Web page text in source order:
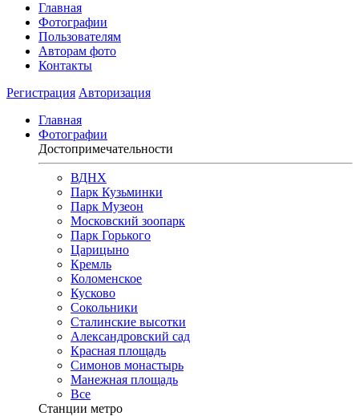
Главная
Фотографии
Пользователям
Авторам фото
Контакты
Регистрация Авторизация
Главная
Фотографии
Достопримечательности
ВДНХ
Парк Кузьминки
Парк Музеон
Московский зоопарк
Парк Горького
Царицыно
Кремль
Коломенское
Кусково
Сокольники
Сталинские высотки
Александровский сад
Красная площадь
Симонов монастырь
Манежная площадь
Все
Станции метро